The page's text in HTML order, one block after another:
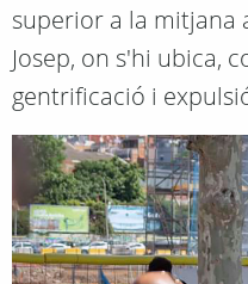
superior a la mitjana
Josep, on s'hi ubica,
gentrificació i